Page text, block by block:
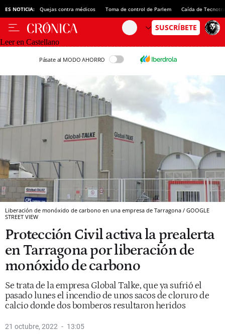
ES NOTICIA: Quejas contra médicos Toma de control de Parlem Caída de
Leer en Castellano
Pásate al MODO AHORRO
Liberación de monóxido de carbono en una empresa de Tarragona / GOOGLE
STREET VIEW
Protección Civil activa la prealerta
en Tarragona por liberación de
monóxido de carbono
Se trata de la empresa Global Talke, que ya sufrió el
pasado lunes el incendio de unos sacos de cloruro de
calcio donde dos bomberos resultaron heridos
21 octubre, 2022 13:05